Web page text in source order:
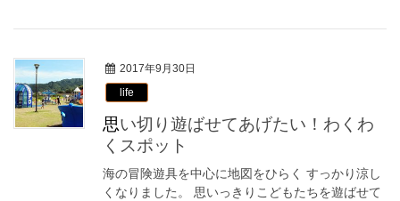
2017年9月30日
life
思い切り遊ばせてあげたい！わくわ
くスポット
海の冒険遊具を中心に地図をひらく すっかり涼し
くなりました。 思いっきりこどもたちを遊ばせて